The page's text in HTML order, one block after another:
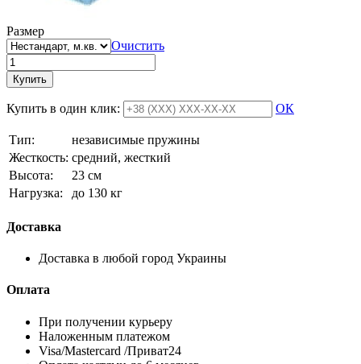
Размер
Очистить
Купить
Купить в один клик: ОК
Тип:
независимые пружины
Жесткость: средний, жесткий
Высотa:
23 см
Нагрузка:
до 130 кг
Доставка
Доставка в любой город Украины
Оплата
При получении курьеру
Наложенным платежом
Visa/Mastercard /Приват24